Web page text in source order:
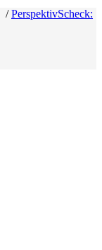
/PerspektivScheck: